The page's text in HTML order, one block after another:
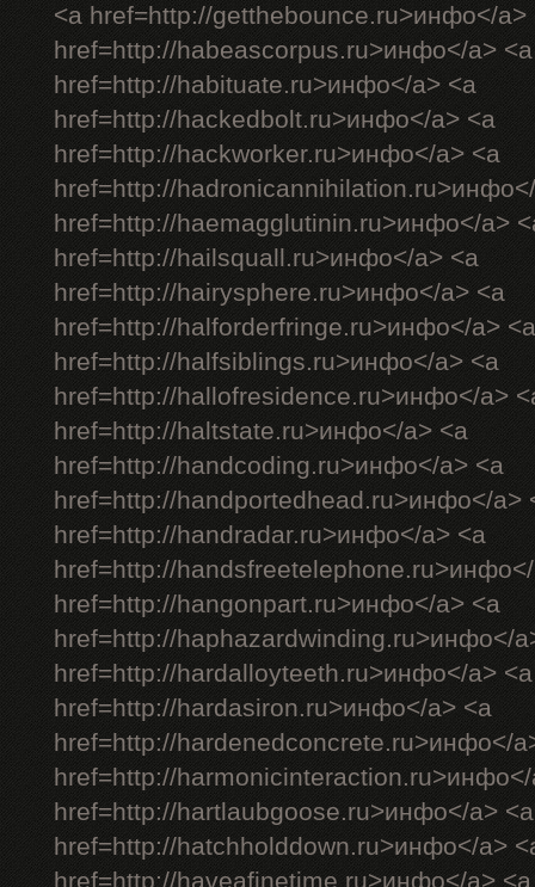
<a href=http://getthebounce.ru>инфо</a>
href=http://habeascorpus.ru>инфо</a> <a
href=http://habituate.ru>инфо</a> <a
href=http://hackedbolt.ru>инфо</a> <a
href=http://hackworker.ru>инфо</a> <a
href=http://
href=http://haemagglutinin.ru>инфо</a>
href=http://hailsquall.ru>инфо</a> <a
href=http://hairysphere.ru>инфо</a> <a
href=http://halforderfringe.ru>инфо</a> <a
href=http://halfsiblings.ru>инфо</a> <a
href=http://hallofresidence.ru>инфо</a>
href=http://haltstate.ru>инфо</a> <a
href=http://handcoding.ru>инфо</a> <a
href=http://handportedhead.ru>инфо</a>
href=http://handradar.ru>инфо</a> <a
href=http://
href=http://hangonpart.ru>инфо</a> <a
href=http://haphazardwinding.ru>инфо</
href=http://hardalloyteeth.ru>инфо</a> <a
href=http://hardasiron.ru>инфо</a> <a
href=http://hardenedconcrete.ru>инфо</
href=http://
href=http://hartlaubgoose.ru>инфо</a> <a
href=http://hatchholddown.ru>инфо</a>
href=http://haveafinetime.ru>инфо</a> <a